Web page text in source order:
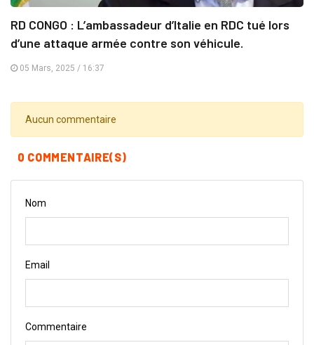
RD CONGO : L’ambassadeur d’Italie en RDC tué lors
d’une attaque armée contre son véhicule.
05 Mars, 2025 / 16:37
Aucun commentaire
0 COMMENTAIRE(S)
Nom
Email
Commentaire